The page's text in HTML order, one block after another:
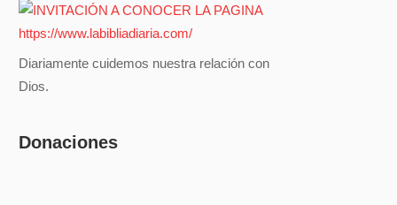
Diariamente cuidemos nuestra relación con
Dios.
Donaciones